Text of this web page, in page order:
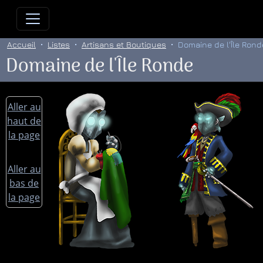
Allez directement au contenu
Accueil Listes Artisans et Boutiques Domaine de l'Île
Domaine de l'Île Ronde
Aller au
haut de
la page
Aller au
bas de
la page